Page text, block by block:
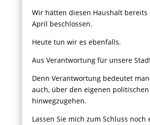
Wir hätten diesen Haushalt bereits
April beschlossen.
Heute tun wir es ebenfalls.
Aus Verantwortung für unsere
Denn Verantwortung bedeutet
auch, über den eigenen
hinwegzugehen.
Lassen Sie mich zum Schluss noch